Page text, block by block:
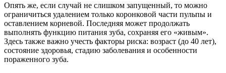
Опять же, если случай не слишком запущенный, то можно
ограничиться удалением только коронковой части пульпы и
оставлением корневой. Последняя может продолжать
выполнять функцию питания зуба, сохраняя его «живым».
Здесь также важно учесть факторы риска: возраст (до 40 лет),
состояние здоровья, стадию заболевания и особенности
пораженного зуба.